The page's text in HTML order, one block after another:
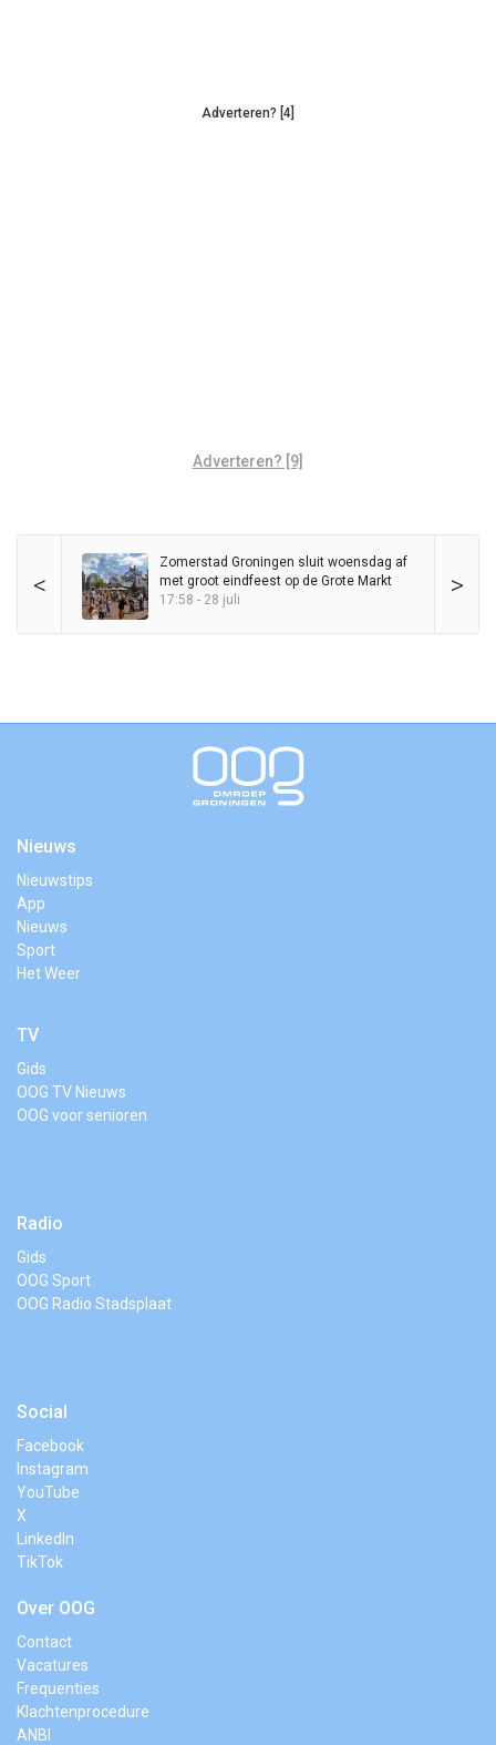
Adverteren? [4]
Adverteren? [9]
< >
Zomerstad Groningen sluit woensdag af
met groot eindfeest op de Grote Markt
17:58 - 28 juli
Nieuws
Nieuwstips
App
Nieuws
Sport
Het Weer
TV
Gids
OOG TV Nieuws
OOG voor senioren
Radio
Gids
OOG Sport
OOG Radio Stadsplaat
Social
Facebook
Instagram
YouTube
X
LinkedIn
TikTok
Over OOG
Contact
Vacatures
Frequenties
Klachtenprocedure
ANBI